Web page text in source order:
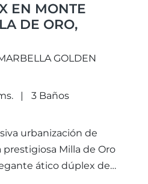
EN MONTE
DE ORO,
GOLDEN
3 Baños
urbanización de
prestigiosa Milla de Oro
ático dúplex de